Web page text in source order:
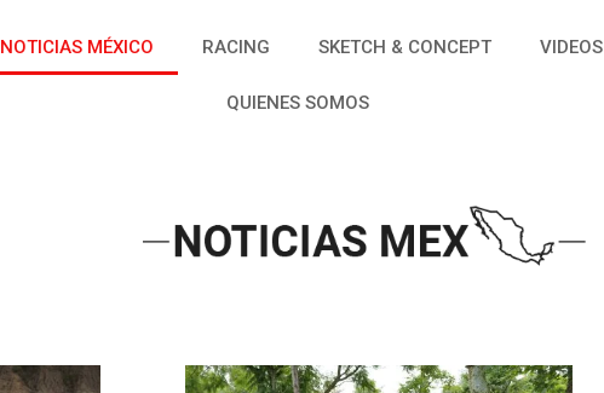
NOTICIAS MÉXICO RACING SKETCH & CONCEPT VIDEOS
QUIENES SOMOS